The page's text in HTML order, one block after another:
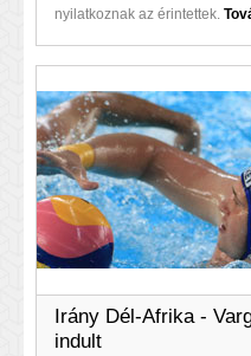
nyilatkoznak az érintettek.
Irány Dél-Afrika -
indult